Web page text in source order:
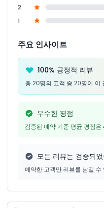
2
1
주요 인사이트
100% 긍정적 리뷰
총 20명의 고객 중 20명이 이
우수한 평점
검증된 예약 기준 평균 평점
모든 리뷰는 검증되
예약한 고객만 리뷰를 남길 수